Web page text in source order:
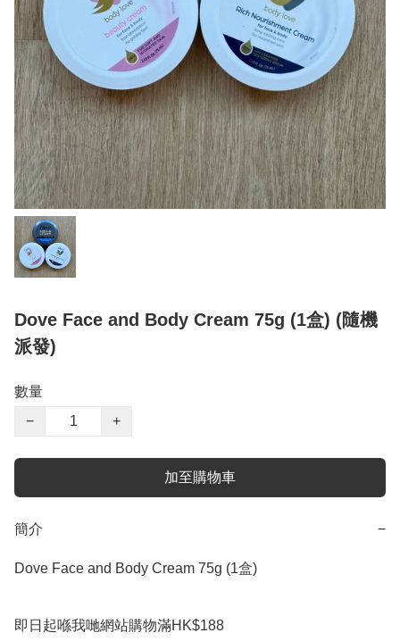
Dove Face and Body Cream 75g (1盒) (隨機
派發)
數量
−
+
加至購物車
簡介 −
Dove Face and Body Cream 75g (1盒)
即日起喺我哋網站購物滿HK$188